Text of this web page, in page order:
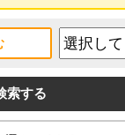
索する